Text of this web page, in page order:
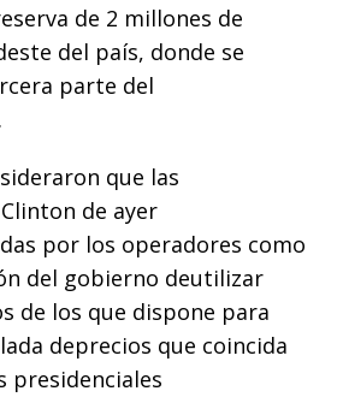
de 2 millones de
del país, donde se
parte del
que las
de ayer
por los operadores como
del gobierno deutilizar
de los que dispone para
deprecios que coincida
presidenciales